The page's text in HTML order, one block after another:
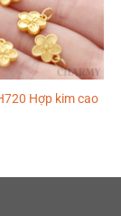
Hợp kim cao